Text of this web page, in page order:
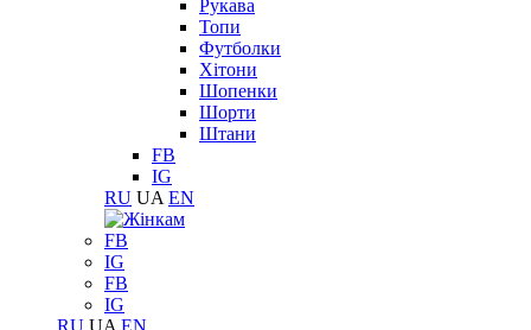
Рукава
Топи
Футболки
Хітони
Шопенки
Шорти
Штани
FB
IG
RU UA EN
FB
IG
FB
IG
RU UA EN